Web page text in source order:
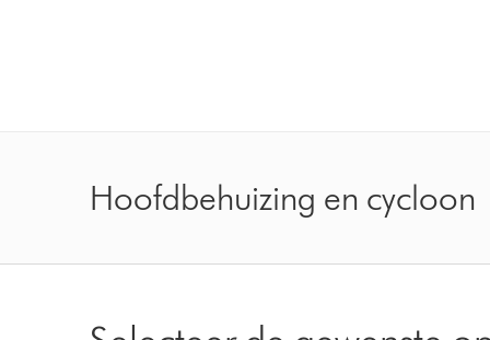
Hoofdbehuizing en cycloon